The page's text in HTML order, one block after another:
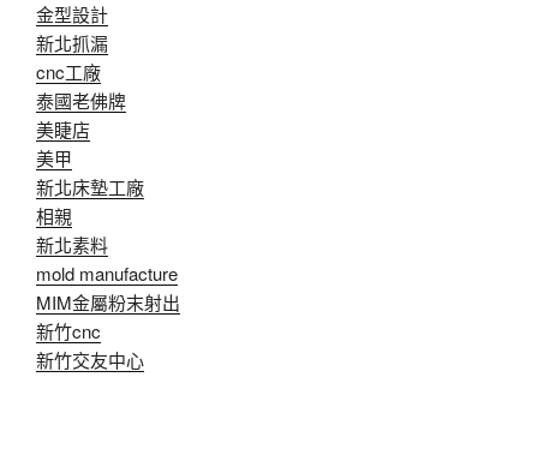
金型設計
新北抓漏
cnc工廠
泰國老佛牌
美睫店
美甲
新北床墊工廠
相親
新北素料
mold manufacture
MIM金屬粉末射出
新竹cnc
新竹交友中心